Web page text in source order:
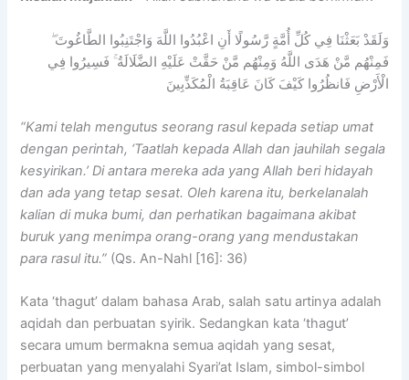
وَلَقَدْ بَعَثْنَا فِي كُلِّ أُمَّةٍ رَّسُولًا أَنِ اعْبُدُوا اللَّهَ وَاجْتَنِبُوا الطَّاغُوتَ ۖ
فَمِنْهُم مَّنْ هَدَى اللَّهُ وَمِنْهُم مَّنْ حَقَّتْ عَلَيْهِ الضَّلَالَةُ ۚ فَسِيرُوا فِي
الْأَرْضِ فَانظُرُوا كَيْفَ كَانَ عَاقِبَةُ الْمُكَذِّبِينَ
“Kami telah mengutus seorang rasul kepada setiap umat
dengan perintah, ‘Taatlah kepada Allah dan jauhilah segala
kesyirikan.’ Di antara mereka ada yang Allah beri hidayah
dan ada yang tetap sesat. Oleh karena itu, berkelanalah
kalian di muka bumi, dan perhatikan bagaimana akibat
buruk yang menimpa orang-orang yang mendustakan
para rasul itu.” (Qs. An-Nahl [16]: 36)
Kata ‘thagut’ dalam bahasa Arab, salah satu artinya adalah
aqidah dan perbuatan syirik. Sedangkan kata ‘thagut’
secara umum bermakna semua aqidah yang sesat,
perbuatan yang menyalahi Syari’at Islam, simbol-simbol